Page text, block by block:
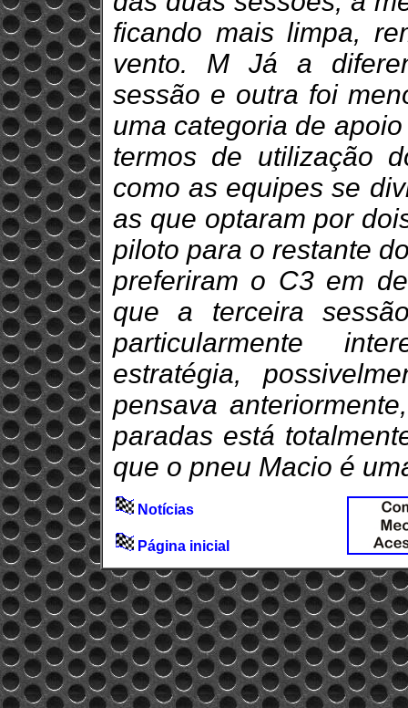
ficando mais limpa,
vento. M Já a
sessão e outra foi
uma categoria de
termos de utilização
como as equipes se
as que optaram por
piloto para o restante
preferiram o C3 em
que a terceira
particularmente
estratégia,
pensava
paradas está
que o pneu Macio é
Notícias
Página inicial